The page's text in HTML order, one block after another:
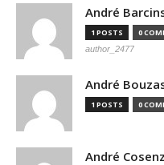
André
1 POSTS 0
author_2477
André
1 POSTS 0
André